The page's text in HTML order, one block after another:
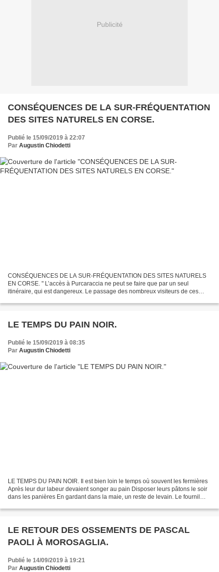
Publicité
CONSÉQUENCES DE LA SUR-FRÉQUENTATION
DES SITES NATURELS EN CORSE.
Publié le 15/09/2019 à 22:07
Par Augustin Chiodetti
CONSÉQUENCES DE LA SUR-FRÉQUENTATION DES SITES NATURELS
EN CORSE. " L’accès à Purcaraccia ne peut se faire que par un seul
itinéraire, qui est dangereux. Le passage des nombreux visiteurs de ces
LE TEMPS DU PAIN NOIR.
Publié le 15/09/2019 à 08:35
Par Augustin Chiodetti
LE TEMPS DU PAIN NOIR. Il est bien loin le temps où souvent les fermières
Après leur dur labeur devaient songer au pain Disposer leurs pâtons le soir
dans les panières En gardant dans la maie, un reste de levain. Le fournil
LE RETOUR DES OSSEMENTS DE PASCAL
PAOLI À MOROSAGLIA.
Publié le 14/09/2019 à 19:21
Par Augustin Chiodetti